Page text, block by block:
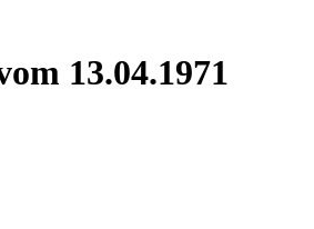
13.04.1971